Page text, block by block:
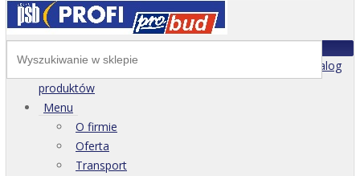
Katalog
produktów
Menu
O firmie
Oferta
Transport